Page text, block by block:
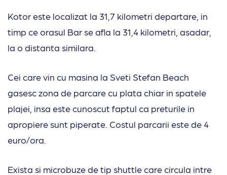
Kotor este localizat la 31,7 kilometri departare, in
timp ce orasul Bar se afla la 31,4 kilometri, asadar,
la o distanta similara.
Cei care vin cu masina la Sveti Stefan Beach
gasesc zona de parcare cu plata chiar in spatele
plajei, insa este cunoscut faptul ca preturile in
apropiere sunt piperate. Costul parcarii este de 4
euro/ora.
Exista si microbuze de tip shuttle care circula intre